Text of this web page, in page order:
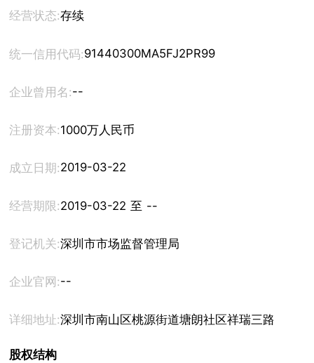
经营状态:存续
统一信用代码:91440300MA5FJ2PR99
企业曾用名:--
注册资本:1000万人民币
成立日期:2019-03-22
经营期限: 2019-03-22 至 --
登记机关:深圳市市场监督管理局
企业官网:--
详细地址:深圳市南山区桃源街道塘朗社区祥瑞三路44号
股权结构